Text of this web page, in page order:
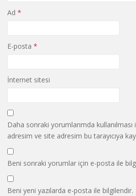
Ad *
E-posta *
İnternet sitesi
Daha sonraki yorumlarımda kullanılması
adresim ve site adresim bu tarayıcıya
Beni sonraki yorumlar için e-posta ile
Beni yeni yazılarda e-posta ile bilgilendir.